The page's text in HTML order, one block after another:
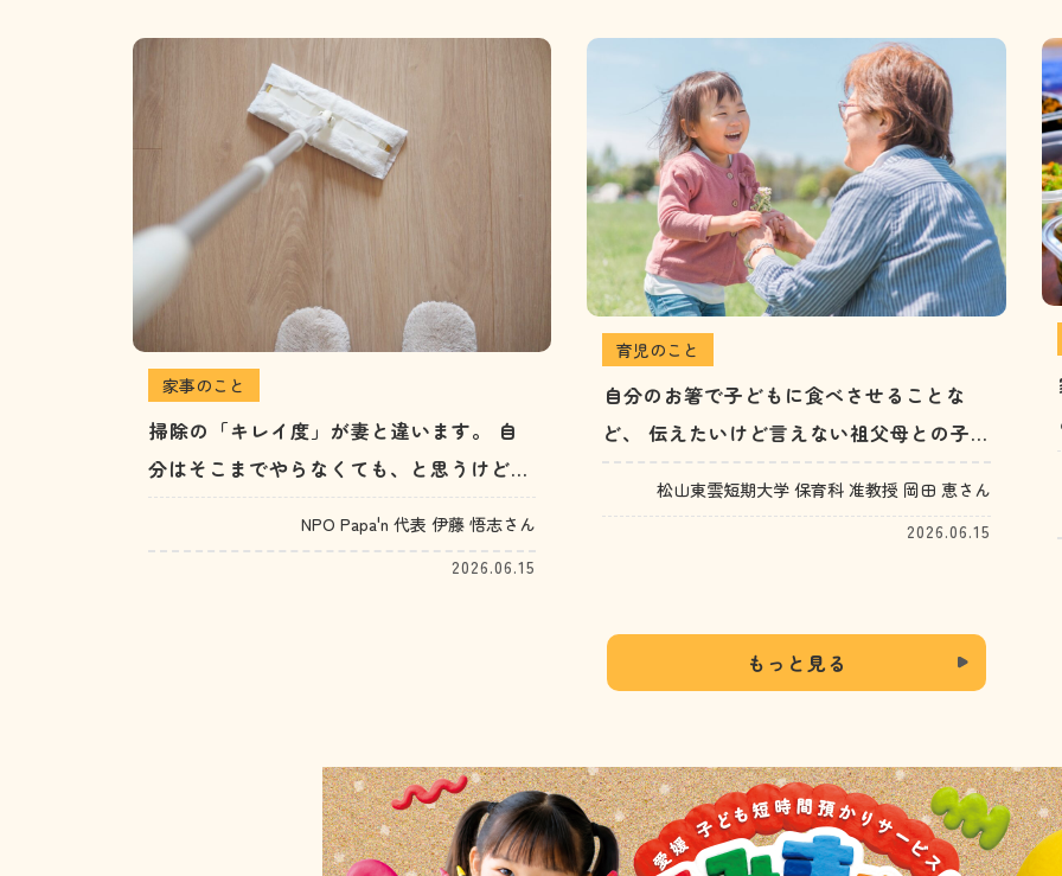
ダラと過ごすばかりです。（30代女性）
家事のこと
掃除の「キレイ度」が妻と違います。 自
分はそこまでやらなくても、と思うけどイ
ライラしてやってしまうみたい…。（20代
男性）
NPO Papa'n 代表 伊藤 悟志さん
2026.06.15
育児のこと
自分のお箸で子どもに食べさせることな
ど、 伝えたいけど言えない祖父母との子
育てギャップがあります。 おやつやお小
遣いのことなど、小さなことがストレス
に…。どう向き合えばいい？（30代女性）
松山東雲短期大学 保育科 准教授 岡田 恵さん
2026.06.15
もっと見る